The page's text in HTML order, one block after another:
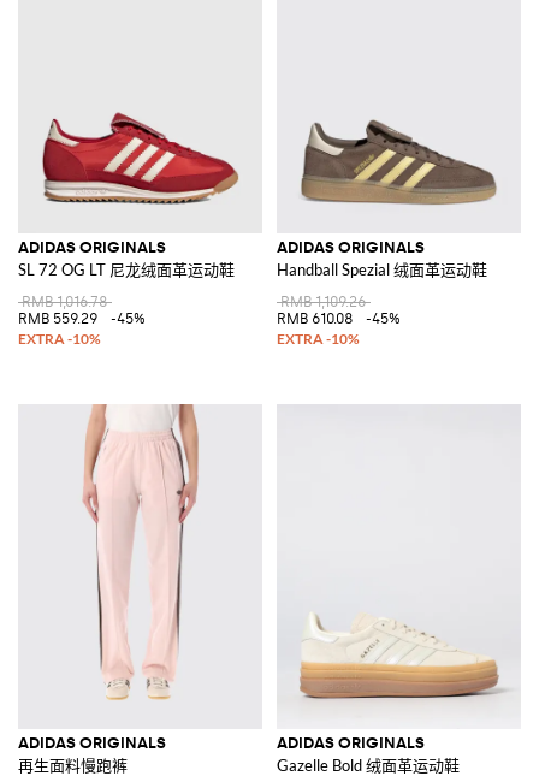
ADIDAS ORIGINALS
SL 72 OG LT 尼龙绒面革运动鞋
RMB 1,016.78
RMB 559.29
-45%
ADIDAS ORIGINALS
Handball Spezial 绒面革运动鞋
RMB 1,109.26
RMB 610.08
-45%
ADIDAS ORIGINALS
再生面料慢跑裤
ADIDAS ORIGINALS
Gazelle Bold 绒面革运动鞋